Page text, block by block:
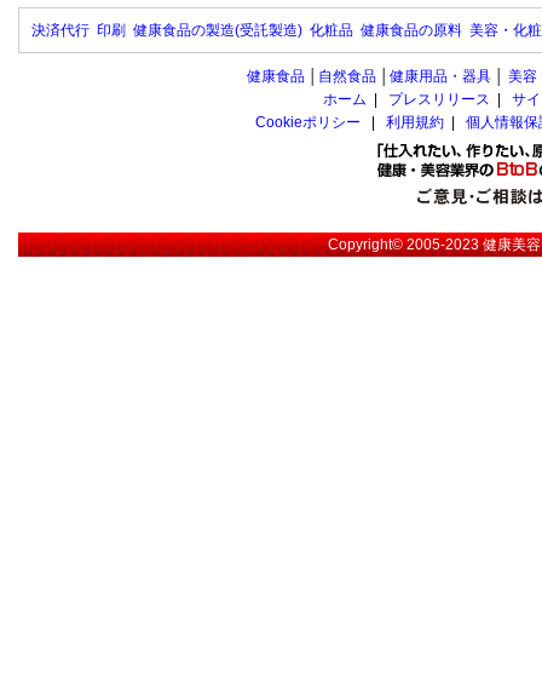
決済代行 印刷 健康食品の製造(受託製造) 化粧品 健康食品の原料 美容・化
健康食品 自然食品 健康用品・器具 美容
ホーム
プレスリリース
サ
Cookieポリシー
利用規約 個人情報
Copyright© 2005-2023健康美